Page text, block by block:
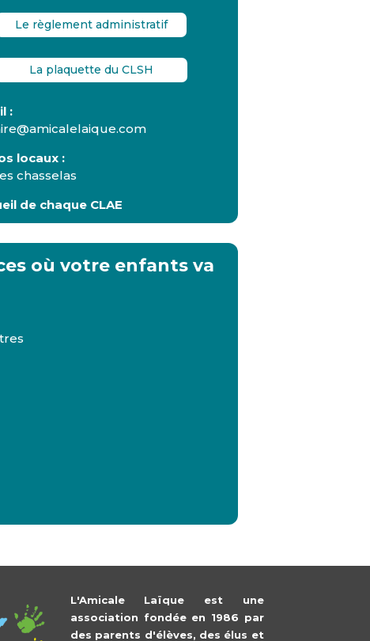
Le règlement administratif
La plaquette du CLSH
:
locaux :
chasselas
de chaque CLAE
où votre enfants va
L'Amicale Laïque est une
association fondée en 1986 par
des parents d'élèves, des élus et